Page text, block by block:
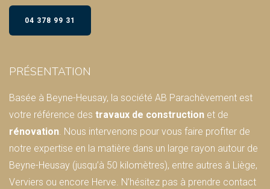
04 378 99 31
PRÉSENTATION
Basée à Beyne-Heusay, la société AB Parachèvement est
votre référence des travaux de construction et de
rénovation. Nous intervenons pour vous faire profiter de
notre expertise en la matière dans un large rayon autour de
Beyne-Heusay (jusqu’à 50 kilomètres), entre autres à Liège,
Verviers ou encore Herve. N’hésitez pas à prendre contact